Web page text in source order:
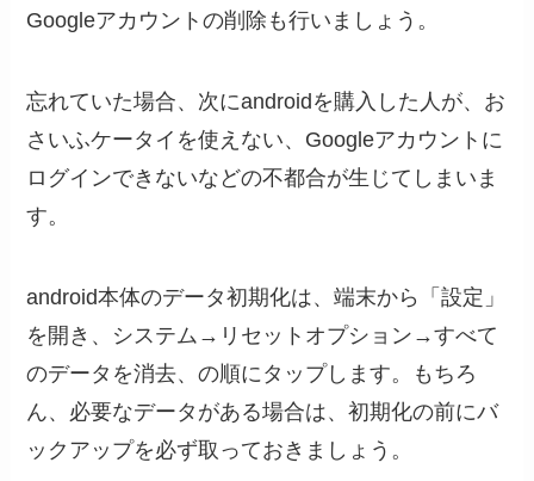
Googleアカウントの削除も行いましょう。
忘れていた場合、次にandroidを購入した人が、お
さいふケータイを使えない、Googleアカウントに
ログインできないなどの不都合が生じてしまいま
す。
android本体のデータ初期化は、端末から「設定」
を開き、システム→リセットオプション→すべて
のデータを消去、の順にタップします。もちろ
ん、必要なデータがある場合は、初期化の前にバ
ックアップを必ず取っておきましょう。